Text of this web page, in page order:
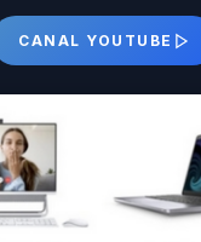
CANAL YOUTUBE